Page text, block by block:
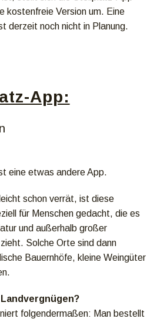
kostenfreie Version um. Eine
derzeit noch nicht in Planung.
App:
eine etwas andere App.
schon verrät, ist diese
für Menschen gedacht, die es
und außerhalb großer
Solche Orte sind dann
Bauernhöfe, kleine Weingüter
folgendermaßen: Man bestellt